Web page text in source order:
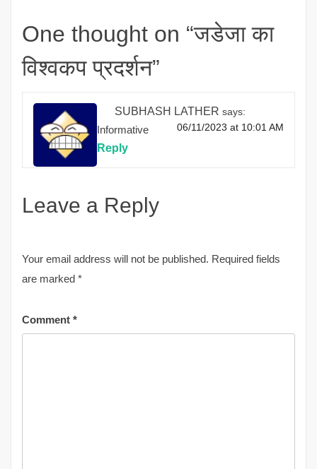
One thought on “जडेजा का
विश्वकप प्रदर्शन”
SUBHASH LATHER says:
06/11/2023 at 10:01 AM
Informative
Reply
Leave a Reply
Your email address will not be published. Required fields
are marked *
Comment *